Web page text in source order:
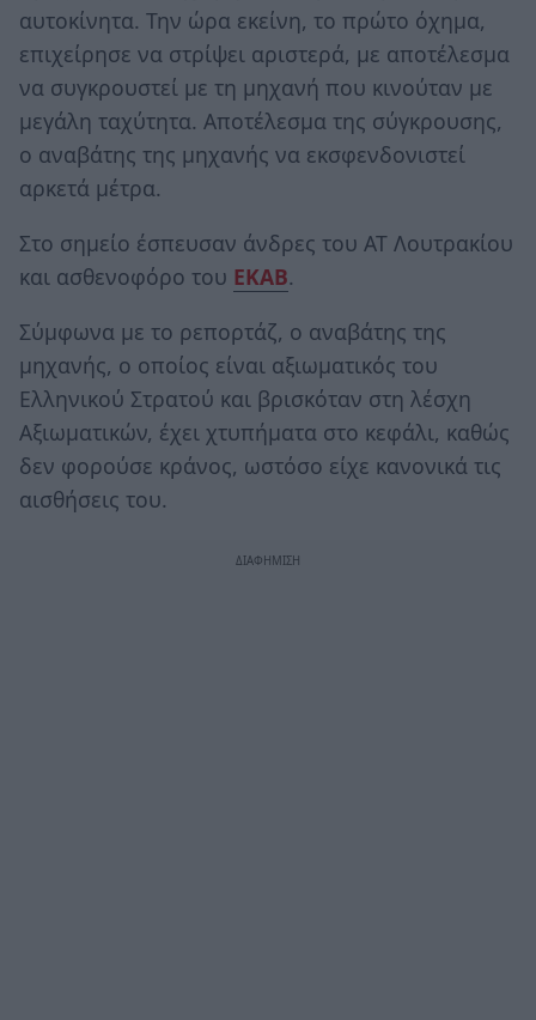
αυτοκίνητα. Την ώρα εκείνη, το πρώτο όχημα,
επιχείρησε να στρίψει αριστερά, με αποτέλεσμα
να συγκρουστεί με τη μηχανή που κινούταν με
μεγάλη ταχύτητα. Αποτέλεσμα της σύγκρουσης,
ο αναβάτης της μηχανής να εκσφενδονιστεί
αρκετά μέτρα.
Στο σημείο έσπευσαν άνδρες του ΑΤ Λουτρακίου
και ασθενοφόρο του ΕΚΑΒ.
Σύμφωνα με το ρεπορτάζ, ο αναβάτης της
μηχανής, ο οποίος είναι αξιωματικός του
Ελληνικού Στρατού και βρισκόταν στη λέσχη
Αξιωματικών, έχει χτυπήματα στο κεφάλι, καθώς
δεν φορούσε κράνος, ωστόσο είχε κανονικά τις
αισθήσεις του.